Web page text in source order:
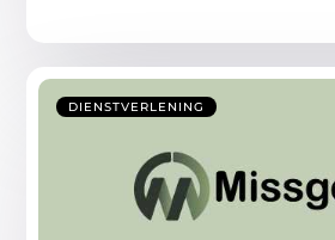
DIENSTVERLENING